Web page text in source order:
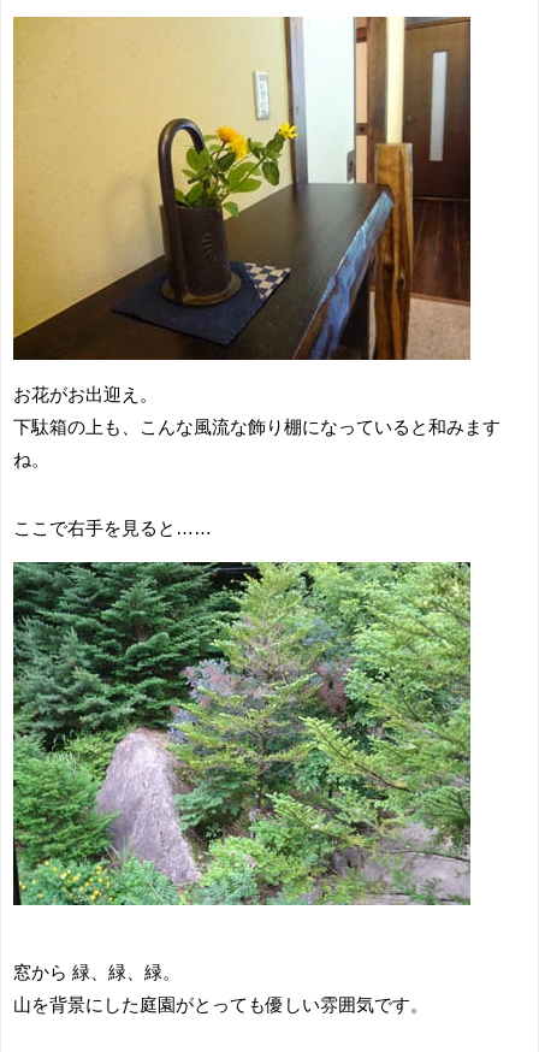
お花がお出迎え。
下駄箱の上も、こんな風流な飾り棚になっていると和みます
ね。
ここで右手を見ると……
窓から 緑、緑、緑。
山を背景にした庭園がとっても優しい雰囲気です。